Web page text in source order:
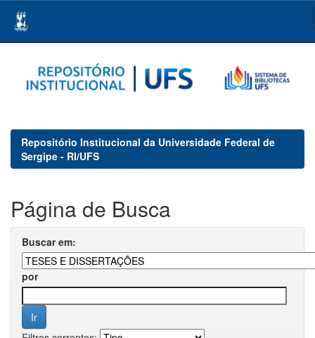
navigation
Repositório Institucional da Universidade Federal de
Sergipe - RI/UFS
Página de Busca
Buscar em:
por